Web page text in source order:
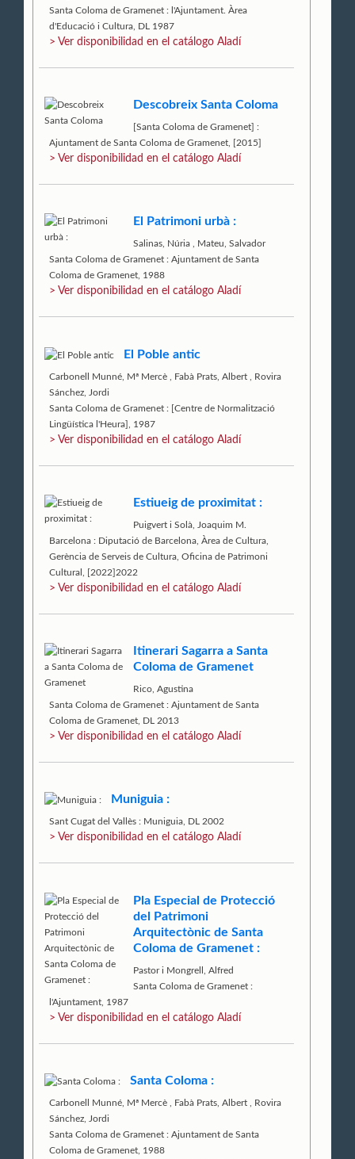
Santa Coloma de Gramenet : l'Ajuntament. Àrea
d'Educació i Cultura, DL 1987
> Ver disponibilidad en el catálogo Aladí
Descobreix Santa Coloma
[Santa Coloma de Gramenet] :
Ajuntament de Santa Coloma de Gramenet, [2015]
> Ver disponibilidad en el catálogo Aladí
El Patrimoni urbà :
Salinas, Núria
Mateu, Salvador
Santa Coloma de Gramenet : Ajuntament de Santa
Coloma de Gramenet, 1988
> Ver disponibilidad en el catálogo Aladí
El Poble antic
Carbonell Munné, Mª Mercè Fabà Prats, Albert
Rovira
Sánchez, Jordi
Santa Coloma de Gramenet : [Centre de Normalització
Lingüística l'Heura], 1987
> Ver disponibilidad en el catálogo Aladí
Estiueig de proximitat :
Puigvert i Solà, Joaquim M.
Barcelona : Diputació de Barcelona, Àrea de Cultura,
Gerència de Serveis de Cultura, Oficina de Patrimoni
Cultural, [2022]2022
> Ver disponibilidad en el catálogo Aladí
Itinerari Sagarra a Santa
Coloma de Gramenet
Rico, Agustina
Santa Coloma de Gramenet : Ajuntament de Santa
Coloma de Gramenet, DL 2013
> Ver disponibilidad en el catálogo Aladí
Muniguia :
Sant Cugat del Vallès : Muniguia, DL 2002
> Ver disponibilidad en el catálogo Aladí
Pla Especial de Protecció
del Patrimoni
Arquitectònic de Santa
Coloma de Gramenet :
Pastor i Mongrell, Alfred
Santa Coloma de Gramenet :
l'Ajuntament, 1987
> Ver disponibilidad en el catálogo Aladí
Santa Coloma :
Carbonell Munné, Mª Mercè Fabà Prats, Albert
Rovira
Sánchez, Jordi
Santa Coloma de Gramenet : Ajuntament de Santa
Coloma de Gramenet, 1988